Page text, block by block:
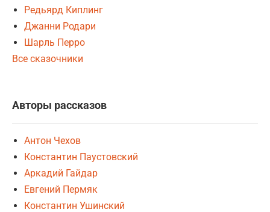
Редьярд Киплинг
Джанни Родари
Шарль Перро
Все сказочники
Авторы рассказов
Антон Чехов
Константин Паустовский
Аркадий Гайдар
Евгений Пермяк
Константин Ушинский